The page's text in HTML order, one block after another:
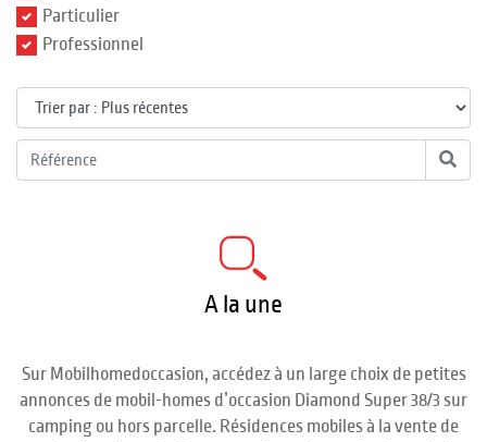
Particulier
Professionnel
A la une
Sur Mobilhomedoccasion, accédez à un large choix de petites
annonces de mobil-homes d’occasion Diamond Super 38/3 sur
camping ou hors parcelle. Résidences mobiles à la vente de